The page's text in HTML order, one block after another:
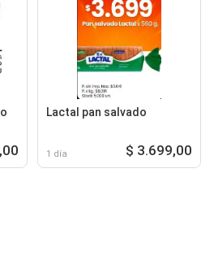
Lactal pan salvado
1 día $ 3.699,00